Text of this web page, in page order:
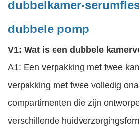
dubbelkamer-
dubbele pomp
V1: Wat is een dubbele
A1: Een verpakking met twee
verpakking met twee volledig
compartimenten die zijn
verschillende